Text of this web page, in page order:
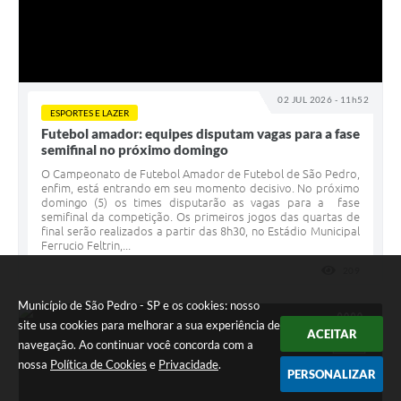
Município de São Pedro - SP e os cookies: nosso
site usa cookies para melhorar a sua experiência de
navegação. Ao continuar você concorda com a
nossa Política de Cookies e Privacidade.
ACEITAR
PERSONALIZAR
02 JUL 2026 - 11h52
ESPORTES E LAZER
Futebol amador: equipes disputam vagas para a fase
semifinal no próximo domingo
O Campeonato de Futebol Amador de Futebol de São Pedro,
enfim, está entrando em seu momento decisivo. No próximo
domingo (5) os times disputarão as vagas para a fase
semifinal da competição. Os primeiros jogos das quartas de
final serão realizados a partir das 8h30, no Estádio Municipal
Ferrucio Feltrin,...
JUL
02